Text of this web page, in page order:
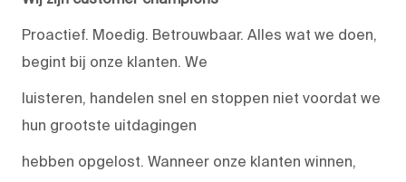
Proactief. Moedig. Betrouwbaar. Alles wat we doen,
begint bij onze klanten. We
luisteren, handelen snel en stoppen niet voordat we
hun grootste uitdagingen
hebben opgelost. Wanneer onze klanten winnen,